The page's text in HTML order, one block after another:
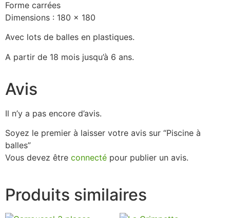
Forme carrées
Dimensions : 180 x 180
Avec lots de balles en plastiques.
A partir de 18 mois jusqu’à 6 ans.
Avis
Il n’y a pas encore d’avis.
Soyez le premier à laisser votre avis sur “Piscine à
balles”
Vous devez être connecté pour publier un avis.
Produits similaires